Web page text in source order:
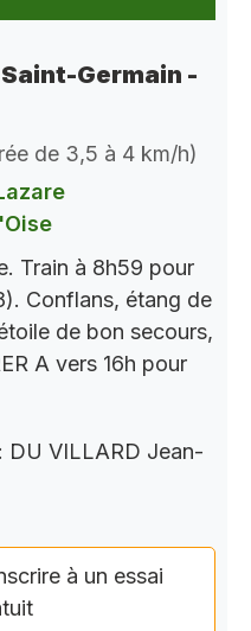
Germain -
de 3,5 à 4 km/h)
Train à 8h59 pour
Conflans, étang de
de bon secours,
A vers 16h pour
: DU VILLARD Jean-
à un essai